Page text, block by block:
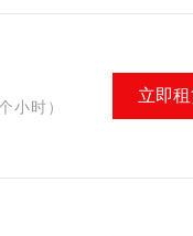
小时）
立即